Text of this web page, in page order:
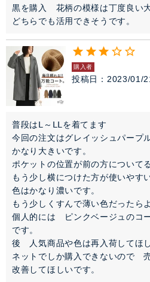
黒を購入　花柄の模様は丁度良い
どちらでも活用できそうです。
購入者
投稿日 2023/01/
普段はⅬ～ⅬⅬを着てます
今回の注文はグレイッシュパープ
かなり大きいです。
ポケットの位置が前の方について
もう少し横につけた方が使いやす
色はかなり濃いです。
もう少しくすんで薄い色だったら
個人的には　ピンクベージュのコ
です。
後　人気商品や色は再入荷してほ
ネットでしか購入できないので　
改善してほしいです。